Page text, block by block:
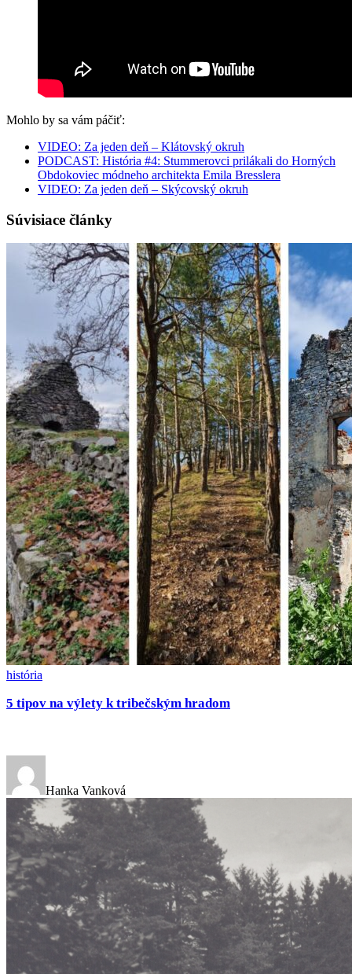
Mohlo by sa vám páčiť:
VIDEO: Za jeden deň – Klátovský okruh
PODCAST: História #4: Stummerovci prilákali do Horných
Obdokoviec módneho architekta Emila Bresslera
VIDEO: Za jeden deň – Skýcovský okruh
Súvisiace články
história
5 tipov na výlety k tribečským hradom
Hanka Vanková